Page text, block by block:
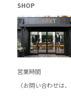
SHOP
営業時間
〈お問い合わせは、